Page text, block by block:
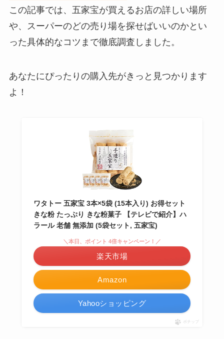
この記事では、五家宝が買えるお店の詳しい場所
や、スーパーのどの売り場を探せばいいのかとい
った具体的なコツまで徹底調査しました。
あなたにぴったりの購入先がきっと見つかります
よ！
ワタトー 五家宝 3本×5袋 (15本入り) お得セット
きな粉 たっぷり きな粉菓子 【テレビで紹介】ハ
ラール 老舗 無添加 (5袋セット, 五家宝)
Amazon
＼本日、ポイント 4倍キャンペーン！／
楽天市場
Yahooショッピング
ポチップ